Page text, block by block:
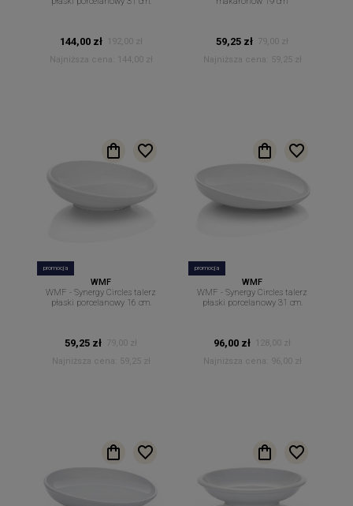
144,00 zł
192,00 zł
Najniższa cena:
144,00 zł
59,25 zł
79,00 zł
Najniższa cena:
59,25 zł
promocja
WMF
WMF - Synergy Circles talerz
płaski porcelanowy 16 cm.
59,25 zł
79,00 zł
Najniższa cena:
59,25 zł
promocja
WMF
WMF - Synergy Circles talerz
płaski porcelanowy 31 cm.
96,00 zł
128,00 zł
Najniższa cena:
96,00 zł